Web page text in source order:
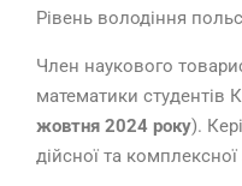
Рівень володіння
Член наукового
математики студентів
жовтня 2024 року).
дійсної та комплексної